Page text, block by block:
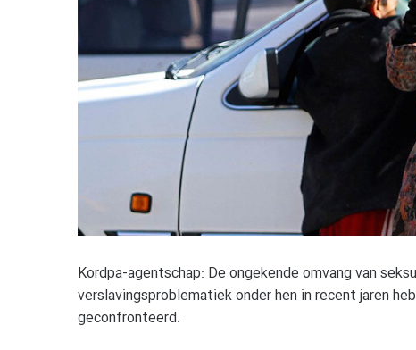
Kordpa-agentschap: De ongekende omvang van
verslavingsproblematiek onder hen in recent jaren
geconfronteerd.